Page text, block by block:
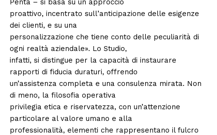
Penta – si basa su un approccio
proattivo, incentrato sull’anticipazione delle esigenze
dei clienti, e su una
personalizzazione che tiene conto delle peculiarità di
ogni realtà aziendale». Lo Studio,
infatti, si distingue per la capacità di instaurare
rapporti di fiducia duraturi, offrendo
un’assistenza completa e una consulenza mirata. Non
di meno, la filosofia operativa
privilegia etica e riservatezza, con un’attenzione
particolare al valore umano e alla
professionalità, elementi che rappresentano il fulcro